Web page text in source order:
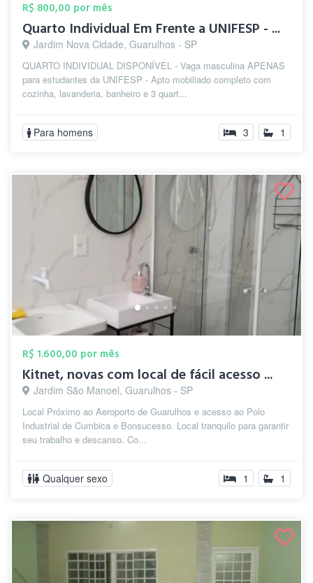
R$ 800,00 por mês
Quarto Individual Em Frente a UNIFESP - ...
Jardim Nova Cidade, Guarulhos - SP
QUARTO INDIVIDUAL DISPONÍVEL - Vaga masculina APENAS
para estudantes da UNIFESP - Apto mobiliado completo com
cozinha, lavanderia, banheiro e 3 quart...
Para homens 3 1
R$ 1.600,00 por mês
Kitnet, novas com local de fácil acesso ...
Jardim São Manoel, Guarulhos - SP
Local Próximo ao Aeroporto de Guarulhos e acesso ao Polo
Industrial de Cumbica e Bonsucesso. Local tranquilo para garantir
seu trabalho e descanso. Co...
Qualquer sexo 1 1